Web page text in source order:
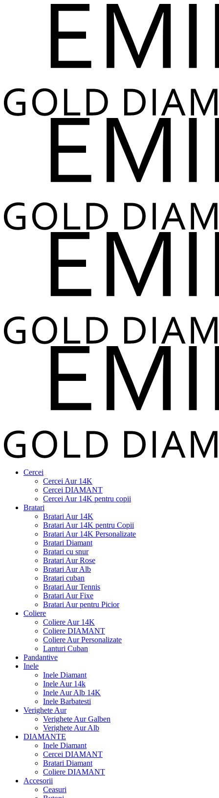
Cercei
Cercei Aur 14K
Cercei DIAMANT
Cercei Aur 14K pentru copii
Bratari
Bratari Aur 14K
Bratari Aur 14K pentru Copii
Bratari Aur 14K Personalizate
Bratari Diamant
Bratari cu snur
Bratari Aur Rose
Bratari Aur Alb
Bratari cuban
Bratari Aur Tennis
Bratari Aur Fixe
Bratari Aur pentru Picior
Coliere
Coliere Aur 14K
Coliere DIAMANT
Coliere Aur Personalizate
Lanturi Cuban
Pandantive
Inele
Inele Diamant
Inele Aur 14k
Inele Aur Alb 14K
Inele Barbatesti
Verighete Aur
Verighete Aur Galben
Verighete Aur Alb
DIAMANTE
Inele Diamant
Cercei DIAMANT
Bratari Diamant
Coliere DIAMANT
Accesorii
Ceasuri